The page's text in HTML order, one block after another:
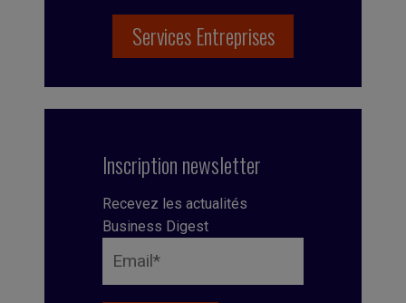
Services Entreprises
Inscription newsletter
Recevez les actualités
Business Digest